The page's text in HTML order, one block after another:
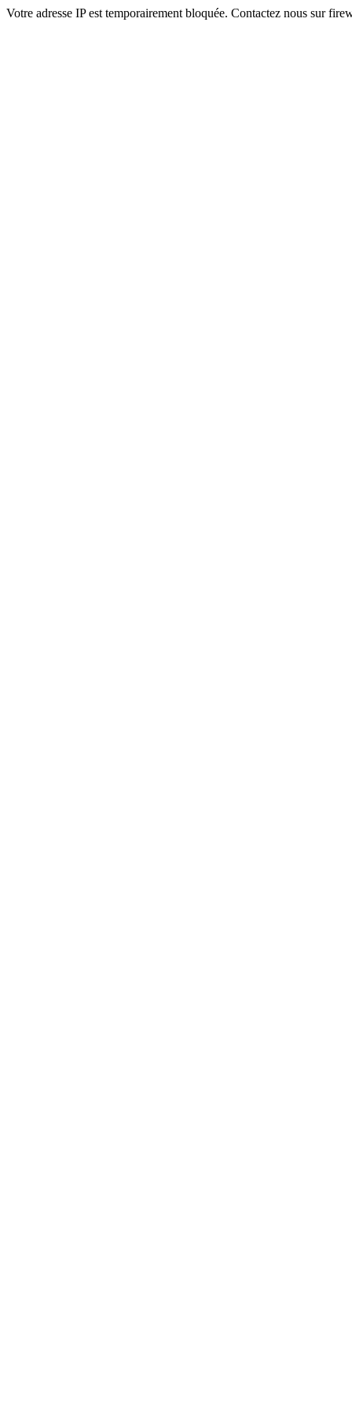
Votre adresse IP est temporairement bloquée. Contactez nous sur